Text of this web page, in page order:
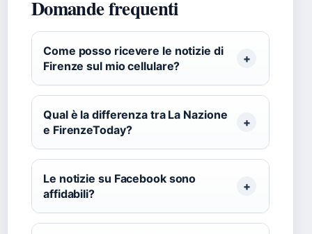
Domande frequenti
Come posso ricevere le notizie di
Firenze sul mio cellulare?
Qual è la differenza tra La Nazione
e FirenzeToday?
Le notizie su Facebook sono
affidabili?